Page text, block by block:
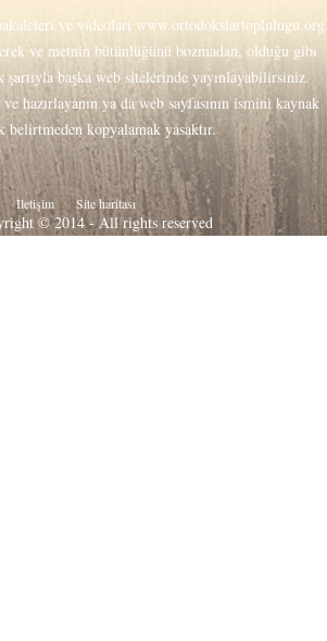
ve videoları www.ortodokslartoplulugu.org
ve metnin bütünlüğünü bozmadan, olduğu gibi
şartıyla başka web sitelerinde yayınlayabilirsiniz.
hazırlayanın ya da web sayfasının ismini kaynak
belirtmeden kopyalamak yasaktır.
İletişim Site haritası
© 2014 - All rights reserved